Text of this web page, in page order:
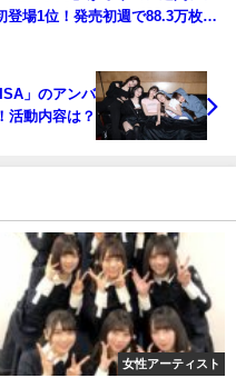
登場1位！発売初週で88.3万枚を
」のアンバ
活動内容は？
女性アーティスト